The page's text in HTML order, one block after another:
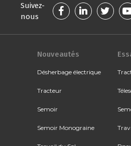
Suivez-
nous
Nouveautés
Désherbage électrique
Tracteur
Semoir
Semoir Monograine